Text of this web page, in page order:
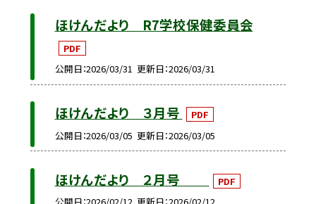
ほけんだより R7学校保健委員会
PDF
公開日 2026/03/31 更新日 2026/03/31
ほけんだより ３月号
PDF
公開日 2026/03/05 更新日 2026/03/05
ほけんだより ２月号
PDF